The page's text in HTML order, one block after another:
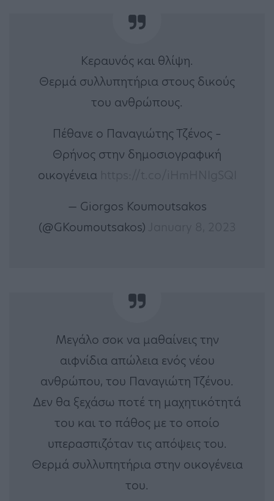
Κεραυνός και θλίψη.
Θερμά συλλυπητήρια στους δικούς
του ανθρώπους.
Πέθανε ο Παναγιώτης Τζένος –
Θρήνος στην δημοσιογραφική
οικογένεια
— Giorgos Koumoutsakos
(@GKoumoutsakos)
Μεγάλο σοκ να μαθαίνεις την
αιφνίδια απώλεια ενός νέου
ανθρώπου, του Παναγιώτη Τζένου.
Δεν θα ξεχάσω ποτέ τη μαχητικότητά
του και το πάθος με το οποίο
υπερασπιζόταν τις απόψεις του.
Θερμά συλλυπητήρια στην οικογένεια
του.